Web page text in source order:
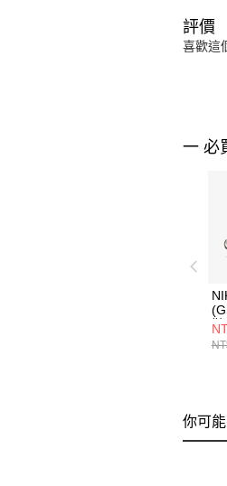
評價
喜歡這
一 必
你可